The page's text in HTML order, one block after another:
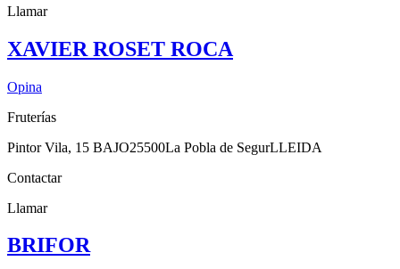
Llamar
XAVIER ROSET ROCA
Opina
Fruterías
Pintor Vila, 15 BAJO25500La Pobla de SegurLLEIDA
Contactar
Llamar
BRIFOR